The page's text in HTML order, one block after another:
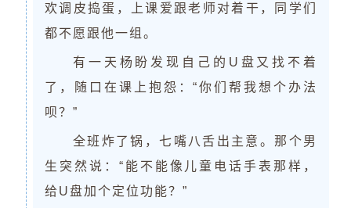
欢调皮捣蛋，上课爱跟老师对着干，同学们
都不愿跟他一组。
有一天杨盼发现自己的U盘又找不着
了，随口在课上抱怨：“你们帮我想个办法
呗？”
全班炸了锅，七嘴八舌出主意。那个男
生突然说：“能不能像儿童电话手表那样，
给U盘加个定位功能？”